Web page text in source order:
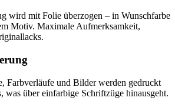
wird mit Folie überzogen – in Wunschfarbe
Motiv. Maximale Aufmerksamkeit,
Farbverläufe und Bilder werden gedruckt
was über einfarbige Schriftzüge hinausgeht.